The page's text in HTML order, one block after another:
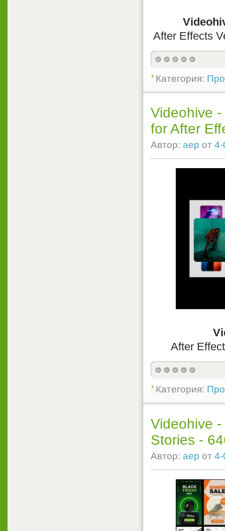
After Effects
Категория:
Videohive
for After
Автор: aep от 4-
After
Категория:
Videohive
Stories -
Автор: aep от 4-